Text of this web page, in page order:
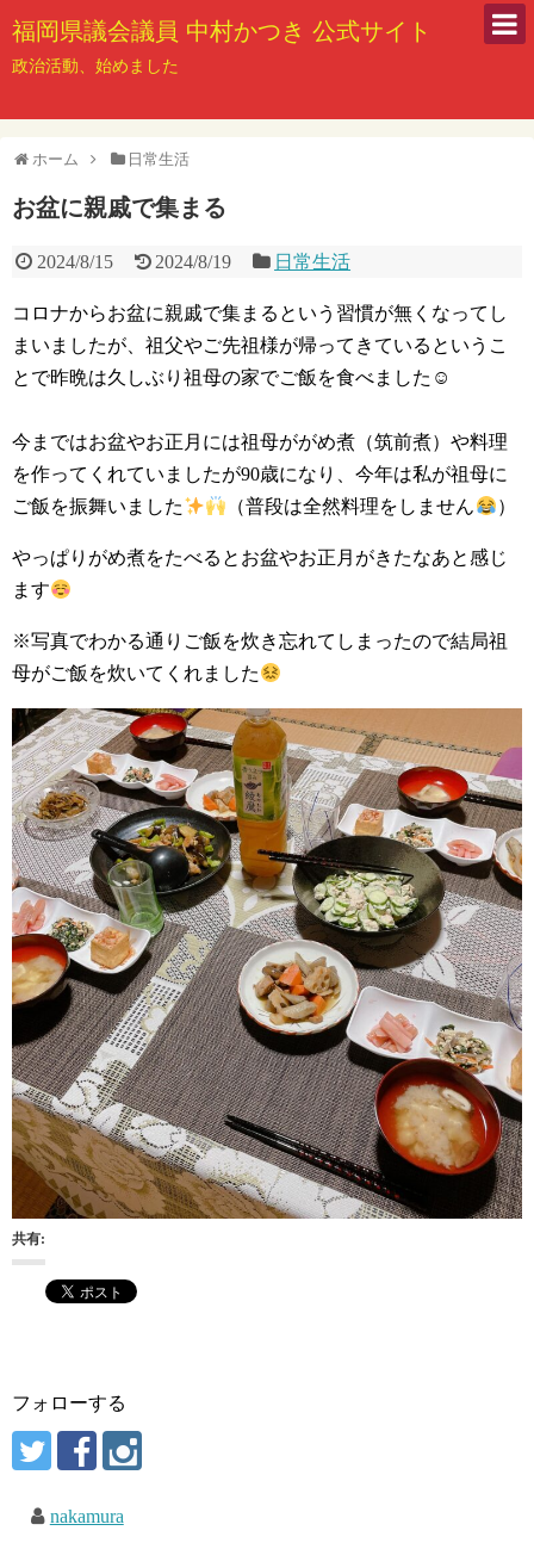
福岡県議会議員 中村かつき 公式サイト
政治活動、始めました
ホーム 日常生活
お盆に親戚で集まる
2024/8/15 2024/8/19 日常生活
コロナからお盆に親戚で集まるという習慣が無くなってし
まいましたが、祖父やご先祖様が帰ってきているというこ
とで昨晩は久しぶり祖母の家でご飯を食べました☺
今まではお盆やお正月には祖母ががめ煮（筑前煮）や料理
を作ってくれていましたが90歳になり、今年は私が祖母に
ご飯を振舞いました
（普段は全然料理をしません ）
やっぱりがめ煮をたべるとお盆やお正月がきたなあと感じ
ます
※写真でわかる通りご飯を炊き忘れてしまったので結局祖
母がご飯を炊いてくれました
共有:
フォローする
nakamura